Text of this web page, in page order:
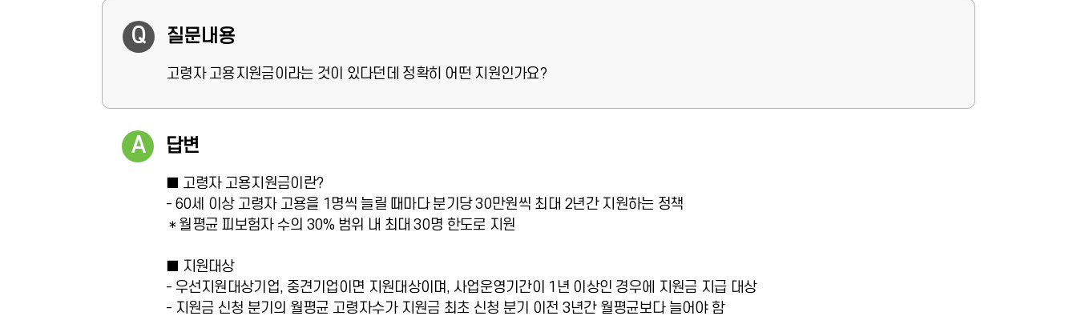
질문내용
고령자 고용지원금이라는 것이 있다던데 정확히 어떤 지원인가요?
답변
■ 고령자 고용지원금이란?
- 60세 이상 고령자 고용을 1명씩 늘릴 때마다 분기당 30만원씩 최대 2년간 지원하는 정책
＊월평균 피보험자 수의 30% 범위 내 최대 30명 한도로 지원
■ 지원대상
- 우선지원대상기업, 중견기업이면 지원대상이며, 사업운영기간이 1년 이상인 경우에 지원금 지급 대상
- 지원금 신청 분기의 월평균 고령자수가 지원금 최초 신청 분기 이전 3년간 월평균보다 늘어야 함